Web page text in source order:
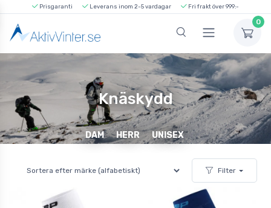
Prisgaranti Leverans inom 2-5 vardagar Fri frakt över 999:-
0
Knäskydd
DAM HERR UNISEX
Filter